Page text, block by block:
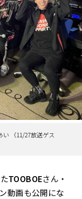
（11/27放送ゲス
TOOBOEさん・
動画も公開にな